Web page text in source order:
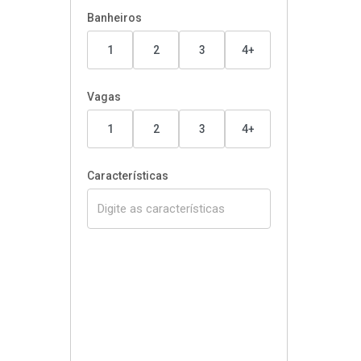
Banheiros
1 2 3 4+
Vagas
1 2 3 4+
Características